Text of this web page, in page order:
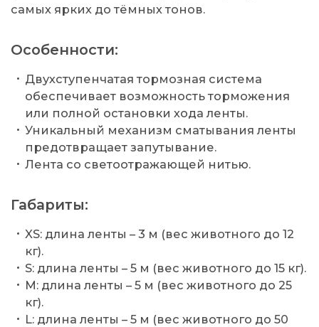
самых ярких до тёмных тонов.
Особенности:
Двухступенчатая тормозная система
обеспечивает возможность торможения
или полной остановки хода ленты.
Уникальный механизм сматывания ленты
предотвращает запутывание.
Лента со светоотражающей нитью.
Габариты:
XS: длина ленты – 3 м (вес животного до 12
кг).
S: длина ленты – 5 м (вес животного до 15 кг).
M: длина ленты – 5 м (вес животного до 25
кг).
L: длина ленты – 5 м (вес животного до 50